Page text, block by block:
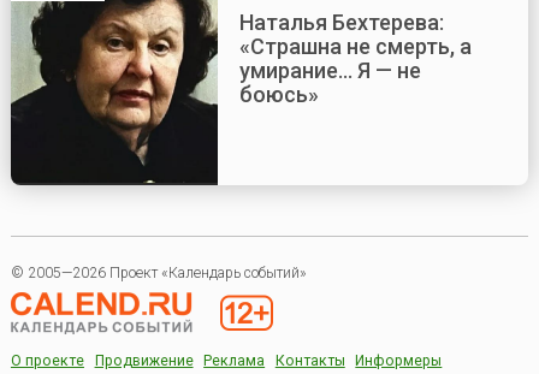
Наталья Бехтерева:
«Страшна не смерть, а
умирание... Я — не
боюсь»
© 2005—2026 Проект «Календарь событий»
О проекте Продвижение Реклама Контакты Информеры